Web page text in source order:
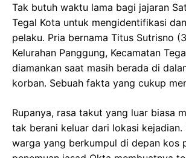
Tak butuh waktu lama bagi jajaran
Tegal Kota untuk mengidentifikasi
pelaku. Pria bernama Titus Sutrisno
Kelurahan Panggung, Kecamatan
diamankan saat masih berada di
korban. Sebuah fakta yang cukup
Rupanya, rasa takut yang luar biasa
tak berani keluar dari lokasi kejadian.
warga yang berkumpul di depan kos